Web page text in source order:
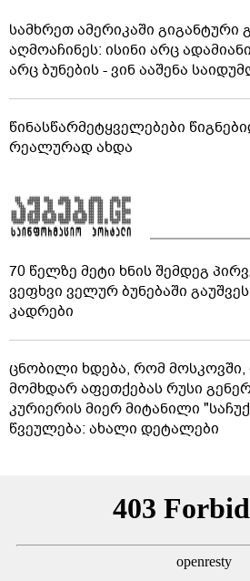
სამხრეთ ამერიკაში გიგანტური
აღმოაჩინეს: ისინი არც
არც ბუნების - ვინ ააშენა
წინასწარმეტყველებები
რეალურად ახდა
70 წელზე მეტი ხნის შემდეგ
ვეფხვი ველურ ბუნებაში
კადრები
ცნობილი ხდება, რომ
მომხდარ აფეთქებას რუსი
კურიერის მიერ მიტანილი
წვეულება: ახალი დეტალები